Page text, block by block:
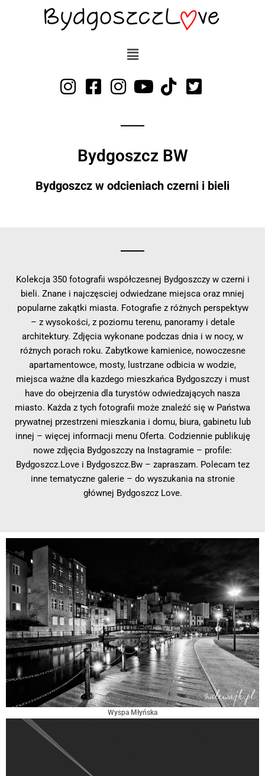
Bydgoszcz BW
Bydgoszcz w odcieniach czerni i bieli
Kolekcja 350 fotografii współczesnej Bydgoszczy w czerni i
bieli. Znane i najczęsciej odwiedzane miejsca oraz mniej
popularne zakątki miasta. Fotografie z różnych perspektyw
– z wysokości, z poziomu terenu, panoramy i detale
architektury. Zdjęcia wykonane podczas dnia i w nocy, w
różnych porach roku. Zabytkowe kamienice, nowoczesne
apartamentowce, mosty, lustrzane odbicia w wodzie,
miejsca ważne dla kazdego mieszkańca Bydgoszczy i must
have do obejrzenia dla turystów odwiedzających nasza
miasto. Każda z tych fotografii może znaleźć się w Państwa
prywatnej przestrzeni mieszkania i domu, biura, gabinetu lub
innej – więcej informacji menu Oferta. Codziennie publikuję
nowe zdjęcia Bydgoszczy na Instagramie – profile:
Bydgoszcz.Love i Bydgoszcz.Bw – zapraszam. Polecam tez
inne tematyczne galerie – do wyszukania na stronie
głównej Bydgoszcz Love.
Wyspa Młyńska